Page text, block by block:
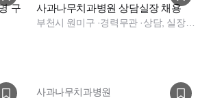
구
사과나무치과병원 상담실장 채용
부천시 원미구 ·경력무관· 상담, 실장, 상담, 실장
사과나무치과병원